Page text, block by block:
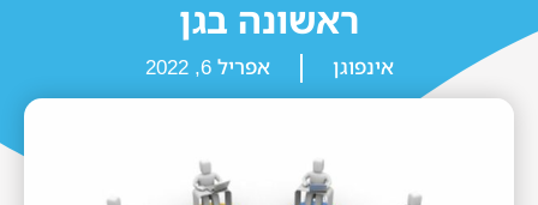
ראשונה בגן
אינפוגן אפריל 6, 2022